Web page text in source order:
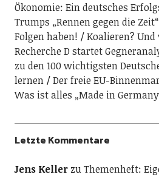
Ökonomie: Ein deutsches
Trumps „Rennen gegen die
Folgen haben!
Koalieren?
Recherche D startet
zu den 100 wichtigsten
lernen
Der freie EU-
Was ist alles „Made in
Letzte Kommentare
Jens KellerzuThemenheft: